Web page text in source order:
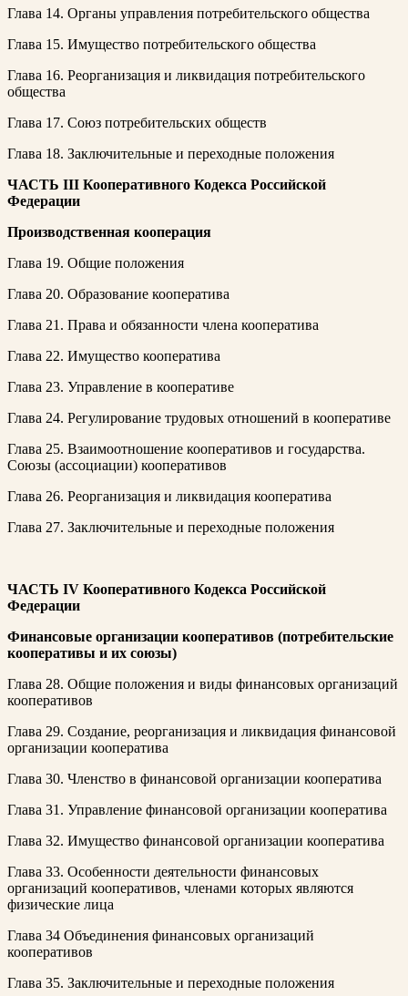
Глава 14. Органы управления потребительского общества
Глава 15. Имущество потребительского общества
Глава 16. Реорганизация и ликвидация потребительского
общества
Глава 17. Союз потребительских обществ
Глава 18. Заключительные и переходные положения
ЧАСТЬ III Кооперативного Кодекса Российской
Федерации
Производственная кооперация
Глава 19. Общие положения
Глава 20. Образование кооператива
Глава 21. Права и обязанности члена кооператива
Глава 22. Имущество кооператива
Глава 23. Управление в кооперативе
Глава 24. Регулирование трудовых отношений в кооперативе
Глава 25. Взаимоотношение кооперативов и государства.
Союзы (ассоциации) кооперативов
Глава 26. Реорганизация и ликвидация кооператива
Глава 27. Заключительные и переходные положения
ЧАСТЬ IV Кооперативного Кодекса Российской
Федерации
Финансовые организации кооперативов (потребительские
кооперативы и их союзы)
Глава 28. Общие положения и виды финансовых организаций
кооперативов
Глава 29. Создание, реорганизация и ликвидация финансовой
организации кооператива
Глава 30. Членство в финансовой организации кооператива
Глава 31. Управление финансовой организации кооператива
Глава 32. Имущество финансовой организации кооператива
Глава 33. Особенности деятельности финансовых
организаций кооперативов, членами которых являются
физические лица
Глава 34 Объединения финансовых организаций
кооперативов
Глава 35. Заключительные и переходные положения